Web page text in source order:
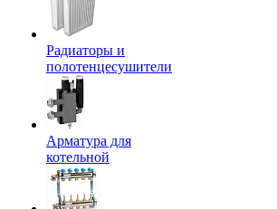
Радиаторы и
полотенцесушители
Арматура для
котельной